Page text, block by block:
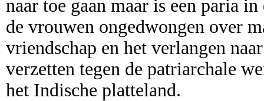
naar toe gaan maar is een paria
de vrouwen ongedwongen over
vriendschap en het verlangen
verzetten tegen de patriarchale
het Indische platteland.